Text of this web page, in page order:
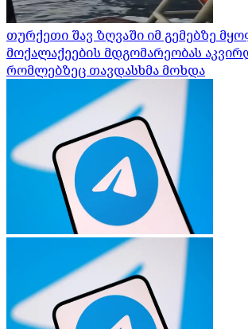
თურქეთი შავ ზღვაში იმ გემებზე
მოქალაქეების მდგომარეობას
რომლებზეც თავდასხმა მოხდა